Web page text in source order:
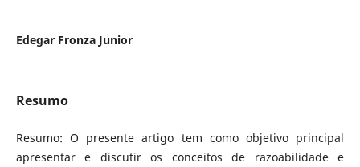
Edegar Fronza Junior
Resumo
Resumo: O presente artigo tem como objetivo principal
apresentar e discutir os conceitos de razoabilidade e